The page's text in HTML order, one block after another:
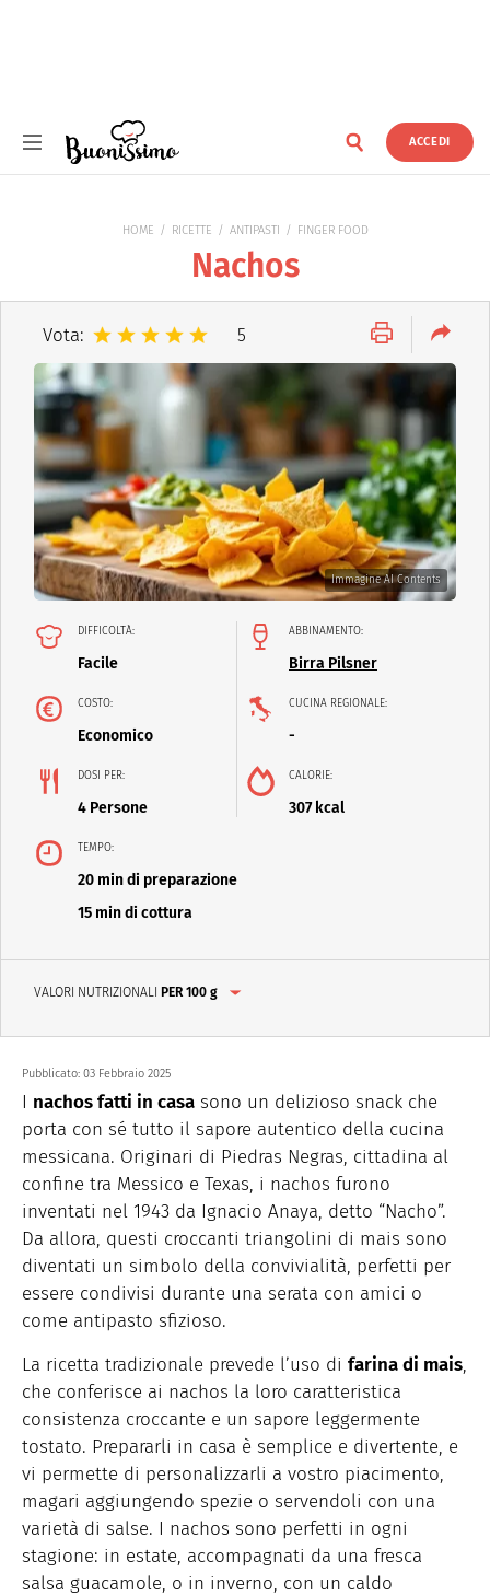
ACCEDI
HOME RICETTE ANTIPASTI FINGER FOOD
Nachos
Vota: 5
Immagine AI Contents
DIFFICOLTÀ:
Facile
ABBINAMENTO:
Birra Pilsner
COSTO:
Economico
CUCINA REGIONALE:
-
DOSI PER:
4 Persone
CALORIE:
307 kcal
TEMPO:
20 min di preparazione
15 min di cottura
VALORI NUTRIZIONALI PER 100 g
Pubblicato: 03 Febbraio 2025
I nachos fatti in casa sono un delizioso snack che
porta con sé tutto il sapore autentico della cucina
messicana. Originari di Piedras Negras, cittadina al
confine tra Messico e Texas, i nachos furono
inventati nel 1943 da Ignacio Anaya, detto “Nacho”.
Da allora, questi croccanti triangolini di mais sono
diventati un simbolo della convivialità, perfetti per
essere condivisi durante una serata con amici o
come antipasto sfizioso.
La ricetta tradizionale prevede l’uso di farina di mais,
che conferisce ai nachos la loro caratteristica
consistenza croccante e un sapore leggermente
tostato. Prepararli in casa è semplice e divertente, e
vi permette di personalizzarli a vostro piacimento,
magari aggiungendo spezie o servendoli con una
varietà di salse. I nachos sono perfetti in ogni
stagione: in estate, accompagnati da una fresca
salsa guacamole, o in inverno, con un caldo